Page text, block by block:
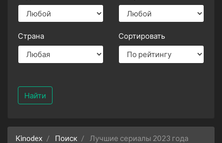
Страна Сортировать
Найти
Kinodex Поиск Лучшие сериалы 2023 года